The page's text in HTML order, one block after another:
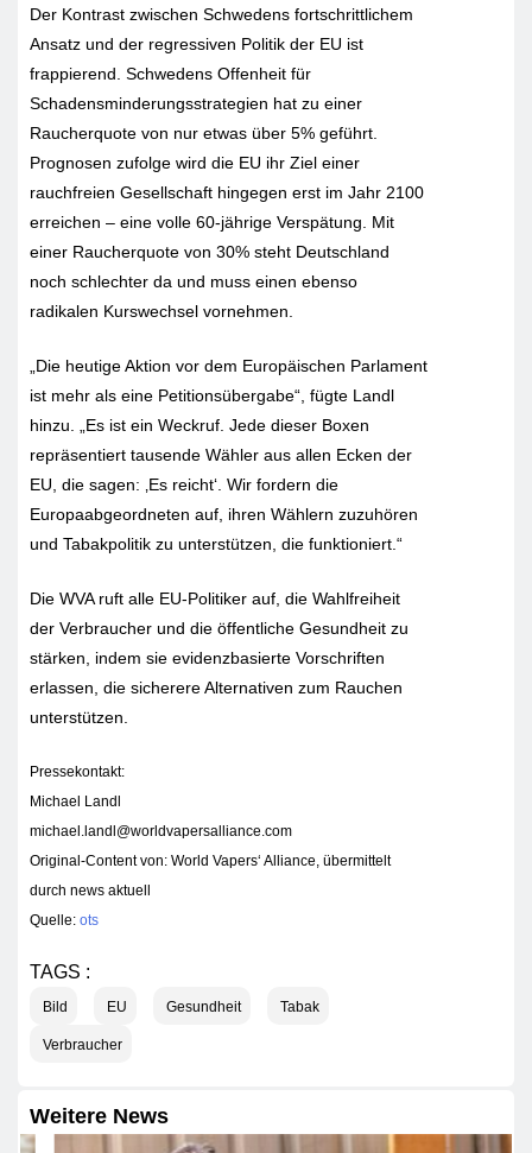
Der Kontrast zwischen Schwedens fortschrittlichem
Ansatz und der regressiven Politik der EU ist
frappierend. Schwedens Offenheit für
Schadensminderungsstrategien hat zu einer
Raucherquote von nur etwas über 5% geführt.
Prognosen zufolge wird die EU ihr Ziel einer
rauchfreien Gesellschaft hingegen erst im Jahr 2100
erreichen – eine volle 60-jährige Verspätung. Mit
einer Raucherquote von 30% steht Deutschland
noch schlechter da und muss einen ebenso
radikalen Kurswechsel vornehmen.
„Die heutige Aktion vor dem Europäischen Parlament
ist mehr als eine Petitionsübergabe“, fügte Landl
hinzu. „Es ist ein Weckruf. Jede dieser Boxen
repräsentiert tausende Wähler aus allen Ecken der
EU, die sagen: ‚Es reicht‘. Wir fordern die
Europaabgeordneten auf, ihren Wählern zuzuhören
und Tabakpolitik zu unterstützen, die funktioniert.“
Die WVA ruft alle EU-Politiker auf, die Wahlfreiheit
der Verbraucher und die öffentliche Gesundheit zu
stärken, indem sie evidenzbasierte Vorschriften
erlassen, die sicherere Alternativen zum Rauchen
unterstützen.
Pressekontakt:
Michael Landl
michael.landl@worldvapersalliance.com
Original-Content von: World Vapers‘ Alliance, übermittelt
durch news aktuell
Quelle: ots
TAGS :
Bild EU Gesundheit Tabak
Verbraucher
Weitere News